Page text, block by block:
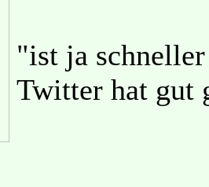
"ist ja
Twitter hat gut